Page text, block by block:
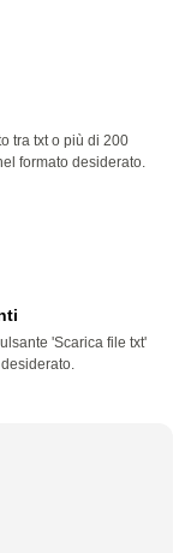
tra txt o più di 200
formato desiderato.
'Scarica file txt'